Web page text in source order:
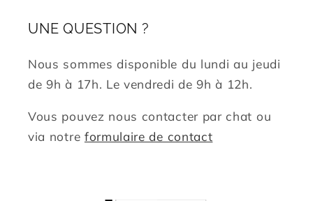
UNE QUESTION ?
Nous sommes disponible du lundi au jeudi
de 9h à 17h. Le vendredi de 9h à 12h.
Vous pouvez nous contacter par chat ou
via notre formulaire de contact